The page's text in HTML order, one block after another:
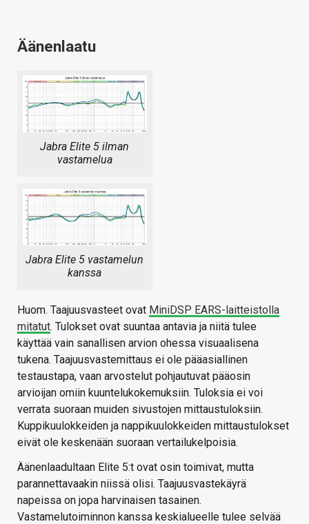
Äänenlaatu
Jabra Elite 5 ilman
vastamelua
Jabra Elite 5 vastamelun
kanssa
Huom. Taajuusvasteet ovat MiniDSP EARS-laitteistolla
mitatut. Tulokset ovat suuntaa antavia ja niitä tulee
käyttää vain sanallisen arvion ohessa visuaalisena
tukena. Taajuusvastemittaus ei ole pääasiallinen
testaustapa, vaan arvostelut pohjautuvat pääosin
arvioijan omiin kuuntelukokemuksiin. Tuloksia ei voi
verrata suoraan muiden sivustojen mittaustuloksiin.
Kuppikuulokkeiden ja nappikuulokkeiden mittaustulokset
eivät ole keskenään suoraan vertailukelpoisia.
Äänenlaadultaan Elite 5:t ovat osin toimivat, mutta
parannettavaakin niissä olisi. Taajuusvastekäyrä
napeissa on jopa harvinaisen tasainen.
Vastamelutoiminnon kanssa keskialueelle tulee selvää